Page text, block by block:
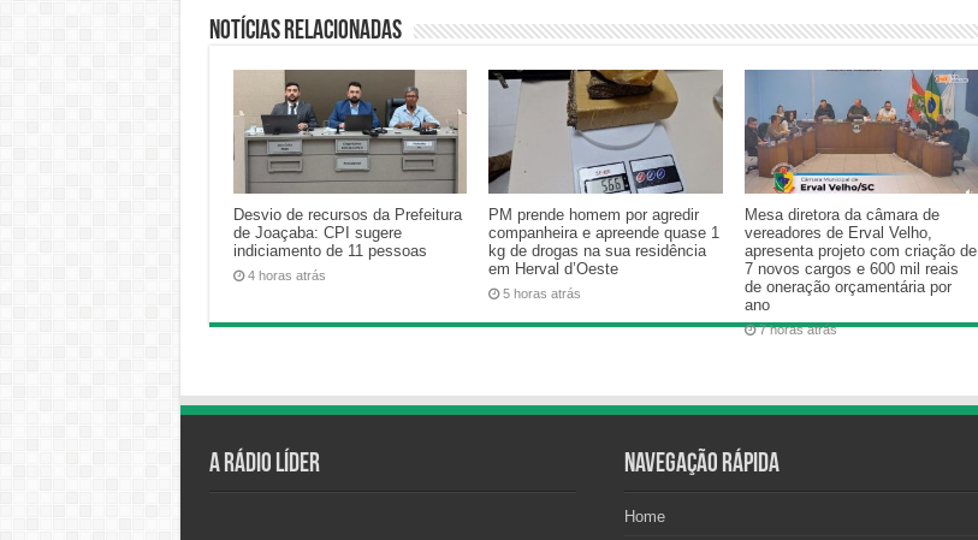
Notícias relacionadas
Desvio de recursos da Prefeitura
de Joaçaba: CPI sugere
indiciamento de 11 pessoas
4 horas atrás
PM prende homem por agredir
companheira e apreende quase 1
kg de drogas na sua residência
em Herval d’Oeste
5 horas atrás
Mesa diretora da câmara de
vereadores de Erval Velho,
apresenta projeto com criação de
7 novos cargos e 600 mil reais
de oneração orçamentária por
ano
7 horas atrás
A Rádio Líder Navegação Rápida
Home